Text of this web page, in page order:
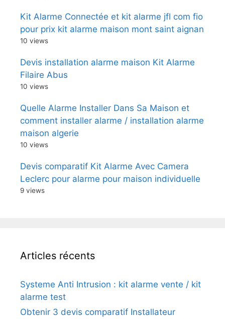
Kit Alarme Connectée et kit alarme jfl com fio
pour prix kit alarme maison mont saint aignan
10 views
Devis installation alarme maison Kit Alarme
Filaire Abus
10 views
Quelle Alarme Installer Dans Sa Maison et
comment installer alarme / installation alarme
maison algerie
10 views
Devis comparatif Kit Alarme Avec Camera
Leclerc pour alarme pour maison individuelle
9 views
Articles récents
Systeme Anti Intrusion : kit alarme vente / kit
alarme test
Obtenir 3 devis comparatif Installateur